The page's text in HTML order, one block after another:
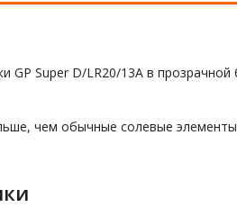
GP Super D/LR20/13A в
чем обычные солевые